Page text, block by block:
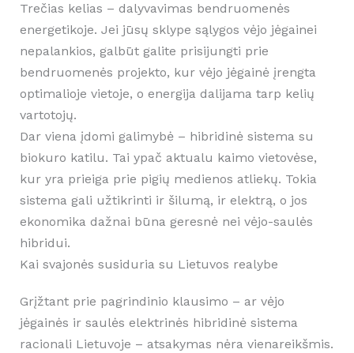
Trečias kelias – dalyvavimas bendruomenės
energetikoje. Jei jūsų sklype sąlygos vėjo jėgainei
nepalankios, galbūt galite prisijungti prie
bendruomenės projekto, kur vėjo jėgainė įrengta
optimalioje vietoje, o energija dalijama tarp kelių
vartotojų.
Dar viena įdomi galimybė – hibridinė sistema su
biokuro katilu. Tai ypač aktualu kaimo vietovėse,
kur yra prieiga prie pigių medienos atliekų. Tokia
sistema gali užtikrinti ir šilumą, ir elektrą, o jos
ekonomika dažnai būna geresnė nei vėjo-saulės
hibridui.
Kai svajonės susiduria su Lietuvos realybe
Grįžtant prie pagrindinio klausimo – ar vėjo
jėgainės ir saulės elektrinės hibridinė sistema
racionali Lietuvoje – atsakymas nėra vienareikšmis.